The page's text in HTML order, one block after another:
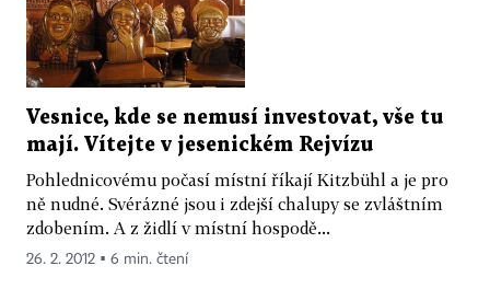
Vesnice, kde se nemusí investovat, vše tu
mají. Vítejte v jesenickém Rejvízu
Pohlednicovému počasí místní říkají Kitzbühl a je pro
ně nudné. Svérázné jsou i zdejší chalupy se zvláštním
zdobením. A z židlí v místní hospodě...
26. 2. 2012 ▪ 6 min. čtení